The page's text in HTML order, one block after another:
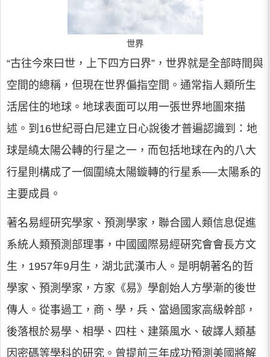
世界
“古往今來曰世，上下四方曰界”，世界就是全部時間與
空間的總稱，但現在世界偏指空間。通常指人類所生
活居住的地球。地球表面可以用一張世界地圖來描
述。到16世紀哥白尼建立日心說後才普遍認識到：地
球是繞太陽公轉的行星之一，而包括地球在內的八大
行星則構成了一個圍繞太陽鏇轉的行星系──太陽系的
主要成員。
著名易經研究學家、預測學家，聯合國人類信息促進
系統人類預測部理事，中國國際易經硏究會會長方文
生，1957年9月生，湖北武漢市人。是明朝著名的哲
學家、預測學家，方家《易》學創始人方學漸的後世
傳人。從事過工，商、學，兵、當過國家高級幹部，
後落根於易學、相學、四柱、建築風水、破譯人類基
因密碼等學科的研究。曾提前三年成功預測美國將解